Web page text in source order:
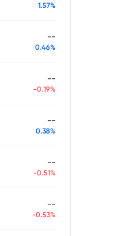
1.57%
--
0.46%
--
-0.19%
--
0.38%
--
-0.51%
--
-0.53%